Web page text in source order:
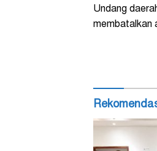
Undang
membatalkan